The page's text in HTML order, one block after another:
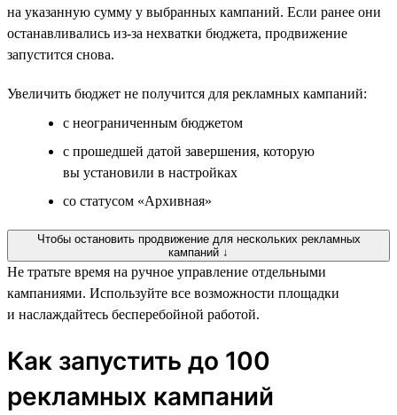
на указанную сумму у выбранных кампаний. Если ранее они
останавливались из-за нехватки бюджета, продвижение
запустится снова.
Увеличить бюджет не получится для рекламных кампаний:
с неограниченным бюджетом
с прошедшей датой завершения, которую
вы установили в настройках
со статусом «Архивная»
Чтобы остановить продвижение для нескольких рекламных
кампаний ↓
Не тратьте время на ручное управление отдельными
кампаниями. Используйте все возможности площадки
и наслаждайтесь бесперебойной работой.
Как запустить до 100
рекламных кампаний